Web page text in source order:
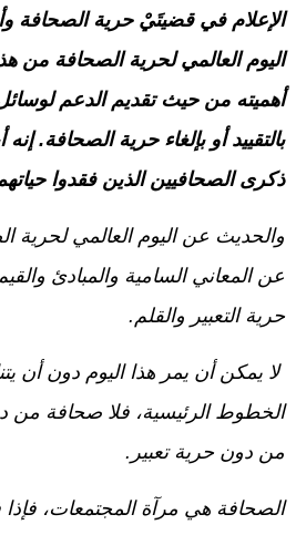
الإعلام في قضيتَيْ حرية الصحافة
اليوم العالمي لحرية الصحافة من
أهميته من حيث تقديم الدعم
بالتقييد أو بإلغاء حرية الصحافة.
ذكرى الصحافيين الذين فقدوا
والحديث عن اليوم العالمي لحرية
عن المعاني السامية والمبادئ
حرية التعبير والقلم.
لا يمكن أن يمر هذا اليوم دون أن
الخطوط الرئيسية، فلا صحافة من
من دون حرية تعبير.
الصحافة هي مرآة المجتمعات،